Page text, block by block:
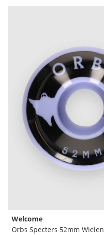
Welcome
Orbs Specters 52mm Wielen